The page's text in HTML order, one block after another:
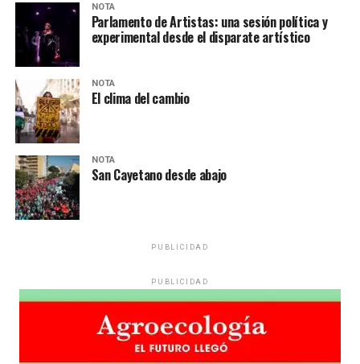
NOTA
Parlamento de Artistas: una sesión política y
experimental desde el disparate artístico
NOTA
El clima del cambio
NOTA
San Cayetano desde abajo
PUBLICIDAD
PUBLICIDAD